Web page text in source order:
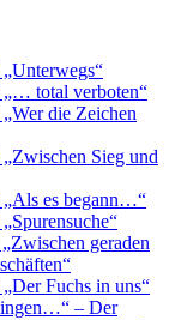
„… total verboten“
die Zeichen
Sieg und
„Als es begann…“
geraden
Fuchs in uns“
– Der